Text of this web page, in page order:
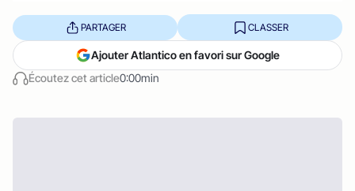
Écoutez cet article0:00min
PARTAGER CLASSER
Ajouter Atlantico en favori sur Google